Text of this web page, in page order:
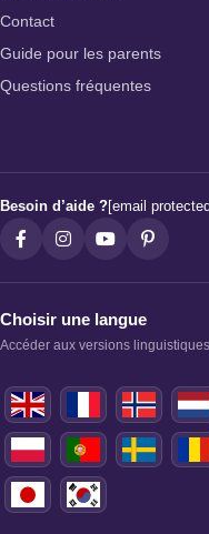
Contact
Guide pour les parents
Questions fréquentes
Besoin d’aide ?[email
Choisir une langue
Accéder aux versions